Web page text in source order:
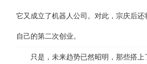
它又成立了机器人公司。对此，宗庆后还
自己的第二次创业。
只是，未来趋势已然昭明，那些搭上